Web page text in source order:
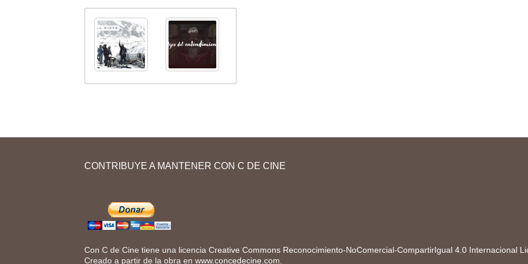
CONTRIBUYE A MANTENER CON C DE CINE
Con C de Cine tiene una licencia Creative Commons Reconocimiento-NoComercial-CompartirIgual 4.0 Internacional
Creado a partir de la obra en www.concedecine.com.